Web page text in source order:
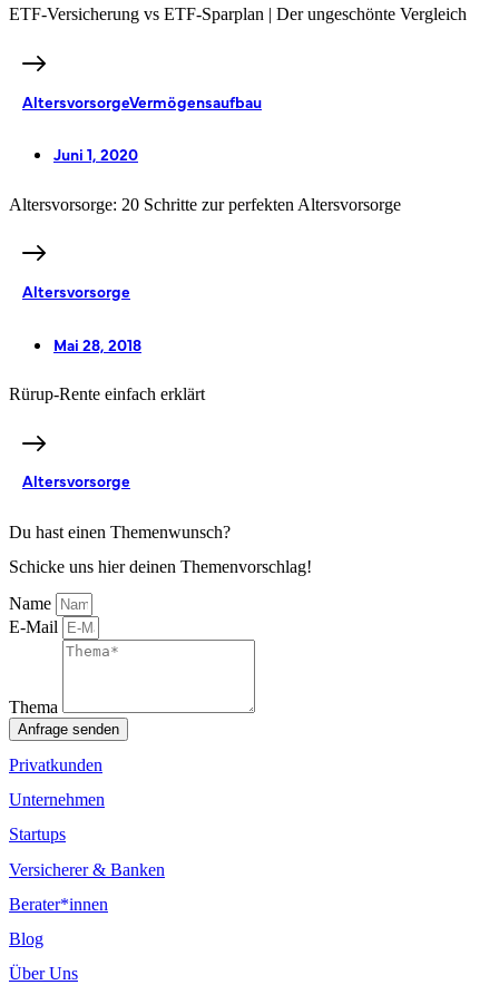
ETF-Versicherung vs ETF-Sparplan | Der ungeschönte Vergleich
AltersvorsorgeVermögensaufbau
Juni 1, 2020
Altersvorsorge: 20 Schritte zur perfekten Altersvorsorge
Altersvorsorge
Mai 28, 2018
Rürup-Rente einfach erklärt
Altersvorsorge
Du hast einen Themenwunsch?
Schicke uns hier deinen Themenvorschlag!
Name
E-Mail
Thema
Anfrage senden
Privatkunden
Unternehmen
Startups
Versicherer & Banken
Berater*innen
Blog
Über Uns